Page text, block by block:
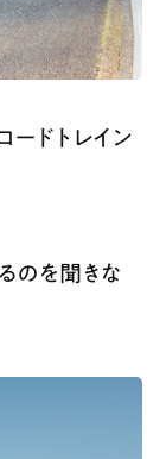
ードトレイン
のを聞きな